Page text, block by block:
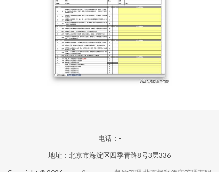
电话：-
地址：北京市海淀区四季青路8号3层336